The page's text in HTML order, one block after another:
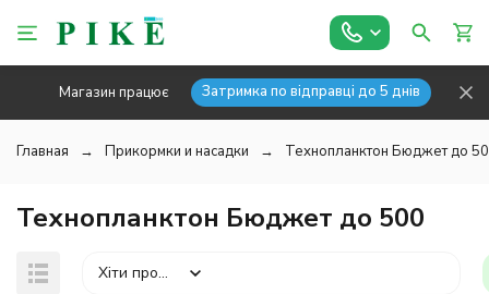
Магазин працює Затримка по відправці до 5 днів
Главная Прикормки и насадки Технопланктон Бюджет до
Технопланктон Бюджет до 500
Хіти продажів